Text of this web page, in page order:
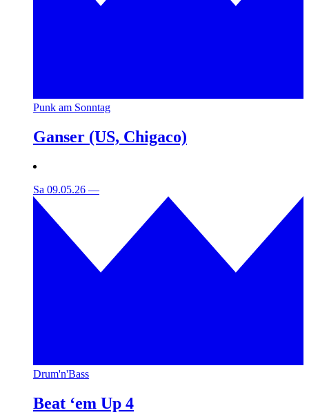
Punk am Sonntag
Ganser (US, Chigaco)
Sa 09.05.26 —
Drum'n'Bass
Beat ‘em Up 4